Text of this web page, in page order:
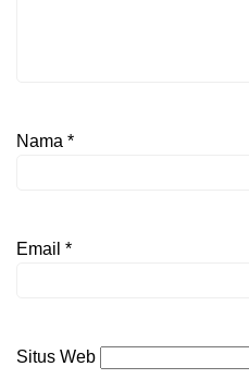
Nama *
Email *
Situs Web